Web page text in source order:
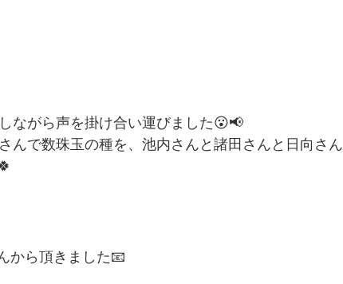
ながら声を掛け合い運びました😮📢
んで数珠玉の種を、池内さんと諸田さんと日向さん
から頂きました📧